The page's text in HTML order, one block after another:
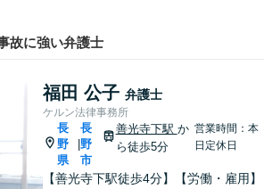
故に強い弁護士
福田 公子 弁護士
ケルン法律事務所
長
野
県
|
長
野
市
善光寺下駅 か
ら徒歩5分
営業時間：本
日定休日
【善光寺下駅徒歩4分】【労働・雇用】